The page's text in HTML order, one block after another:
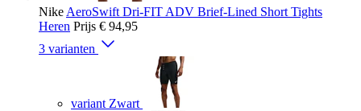
Nike AeroSwift Dri-FIT ADV Brief-Lined Short Tights
Heren Prijs € 94,95
3 varianten
variant Zwart